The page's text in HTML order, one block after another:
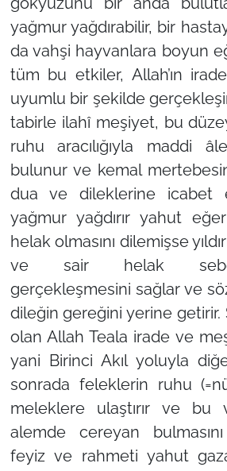
yağmur yağdırabilir, bir
da vahşi hayvanlara boyun
tüm bu etkiler, Allah’ın
uyumlu bir şekilde
tabirle ilahî meşiyet, bu
ruhu aracılığıyla maddi
bulunur ve kemal
dua ve dileklerine icabet
yağmur yağdırır yahut
helak olmasını dilemişse
ve sair helak
gerçekleşmesini sağlar ve
dileğin gereğini yerine getirir.
olan Allah Teala irade ve
yani Birinci Akıl yoluyla
sonrada feleklerin ruhu
meleklere ulaştırır ve bu
alemde cereyan bulmasını
feyiz ve rahmeti yahut